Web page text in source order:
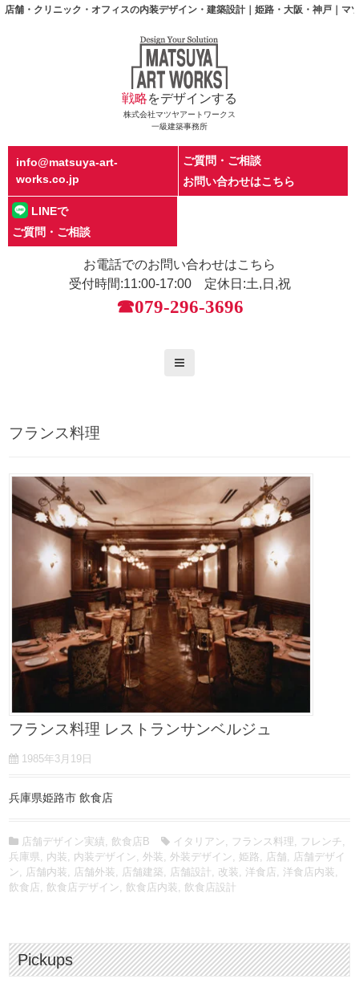
店舗・クリニック・オフィスの内装デザイン・建築設計｜姫路・大阪・神戸｜マ
戦略をデザインする
株式会社マツヤアートワークス
一級建築事務所
info@matsuya-art-
works.co.jp
ご質問・ご相談
お問い合わせはこちら
LINEで
ご質問・ご相談
お電話でのお問い合わせはこちら
受付時間:11:00-17:00 定休日:土,日,祝
☎079-296-3696
フランス料理
フランス料理 レストランサンベルジュ
1985年3月19日
兵庫県姫路市 飲食店
店舗デザイン実績 飲食店B イタリアン フランス料理 フレンチ
兵庫県
内装 内装デザイン 外装 外装デザイン 姫路 店舗
店舗デザイ
ン
店舗内装 店舗外装 店舗建築 店舗設計 改装 洋食店 洋食店内装
飲食店
飲食店デザイン 飲食店内装 飲食店設計
Pickups